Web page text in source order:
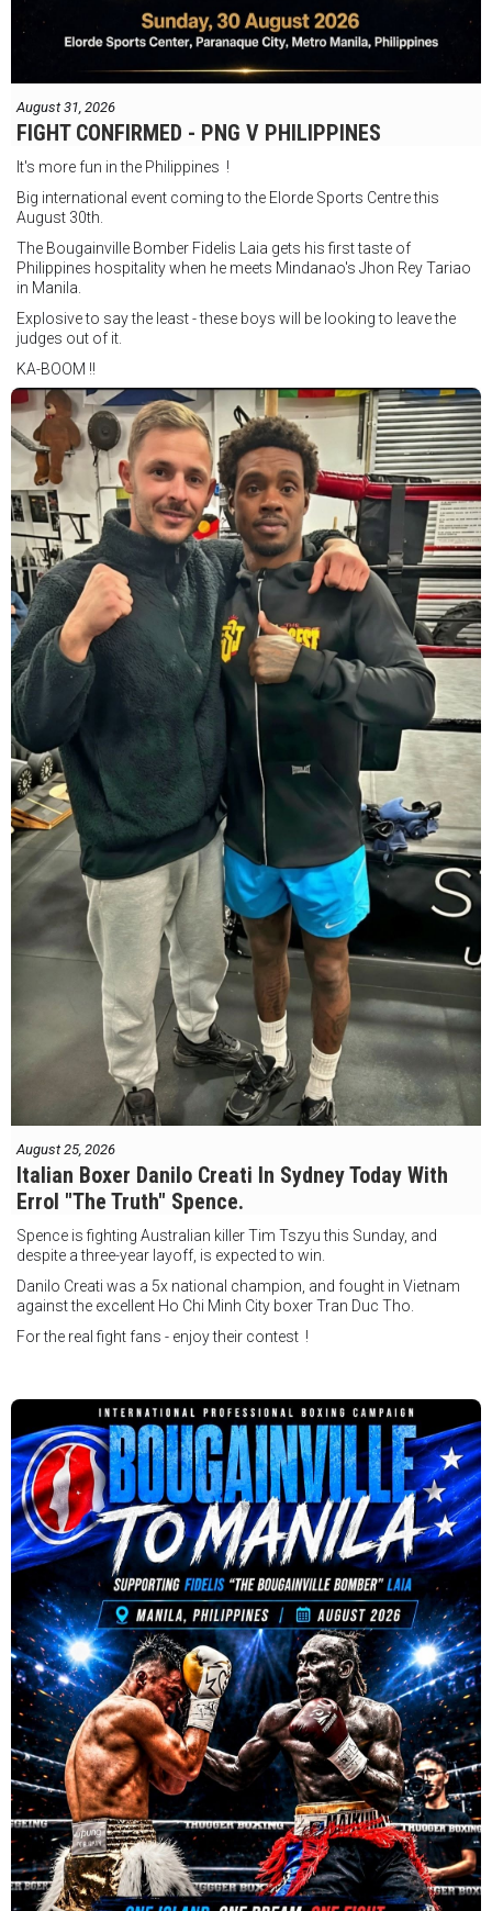
August 31, 2026
FIGHT CONFIRMED - PNG V PHILIPPINES
It's more fun in the Philippines !
Big international event coming to the Elorde Sports Centre this
August 30th.
The Bougainville Bomber Fidelis Laia gets his first taste of
Philippines hospitality when he meets Mindanao's Jhon Rey Tariao
in Manila.
Explosive to say the least - these boys will be looking to leave the
judges out of it.
KA-BOOM !!
August 25, 2026
Italian Boxer Danilo Creati In Sydney Today With
Errol "The Truth" Spence.
Spence is fighting Australian killer Tim Tszyu this Sunday, and
despite a three-year layoff, is expected to win.
Danilo Creati was a 5x national champion, and fought in Vietnam
against the excellent Ho Chi Minh City boxer Tran Duc Tho.
For the real fight fans - enjoy their contest !